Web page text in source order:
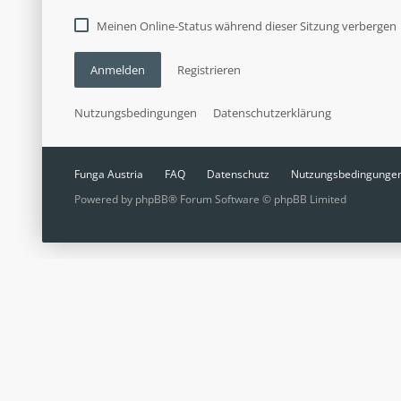
Meinen Online-Status während dieser Sitzung verbergen
Anmelden Registrieren
Nutzungsbedingungen Datenschutzerklärung
Funga Austria FAQ Datenschutz
Powered by phpBB® Forum Software © phpBB Limited